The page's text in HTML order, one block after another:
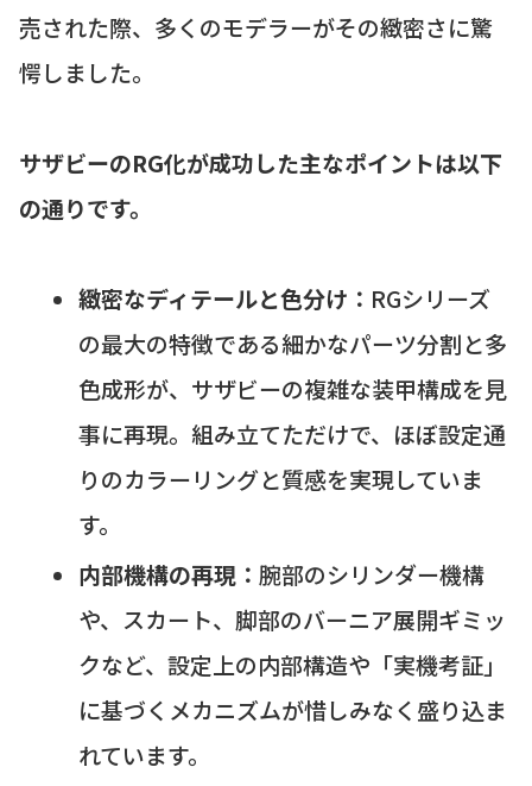
売された際、多くのモデラーがその緻密さに驚
愕しました。
サザビーのRG化が成功した主なポイントは以下
の通りです。
緻密なディテールと色分け： RGシリーズ
の最大の特徴である細かなパーツ分割と多
色成形が、サザビーの複雑な装甲構成を見
事に再現。組み立てただけで、ほぼ設定通
りのカラーリングと質感を実現していま
す。
内部機構の再現： 腕部のシリンダー機構
や、スカート、脚部のバーニア展開ギミッ
クなど、設定上の内部構造や「実機考証」
に基づくメカニズムが惜しみなく盛り込ま
れています。